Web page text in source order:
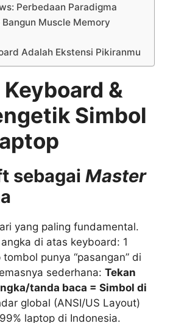
Perbedaan Paradigma
Muscle Memory
Adalah Ekstensi Pikiranmu
&
Simbol
sebagai Master
yang paling fundamental.
di atas keyboard: 1
punya “pasangan” di
sederhana: Tekan
tanda baca = Simbol di
global (ANSI/US Layout)
laptop di Indonesia.